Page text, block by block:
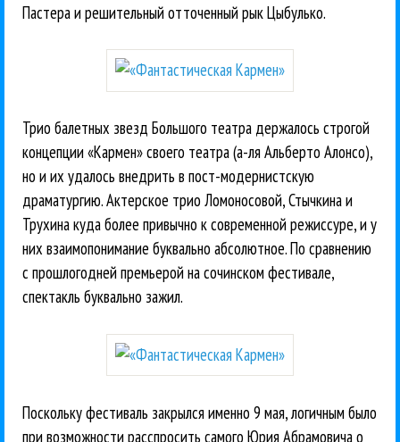
Пастера и решительный отточенный рык Цыбулько.
Трио балетных звезд Большого театра держалось строгой
концепции «Кармен» своего театра (а-ля Альберто Алонсо),
но и их удалось внедрить в пост-модернистскую
драматургию. Актерское трио Ломоносовой, Стычкина и
Трухина куда более привычно к современной режиссуре, и у
них взаимопонимание буквально абсолютное. По сравнению
с прошлогодней премьерой на сочинском фестивале,
спектакль буквально зажил.
Поскольку фестиваль закрылся именно 9 мая, логичным было
при возможности расспросить самого Юрия Абрамовича о